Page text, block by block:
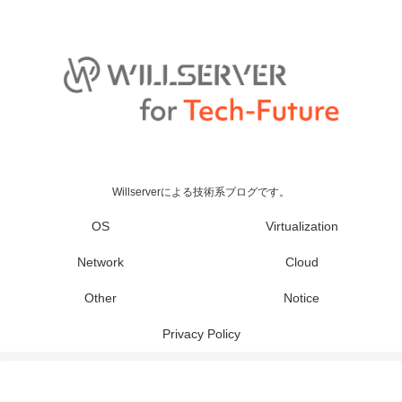
Willserverによる技術系ブログです。
OS Virtualization
Network Cloud
Other Notice
Privacy Policy